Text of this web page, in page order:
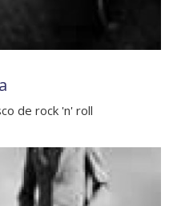
de rock 'n' roll